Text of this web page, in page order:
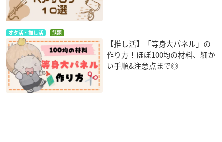
オタ活・推し活 話題
【推し活】「等身大パネル」の
作り方！ほぼ100均の材料、細か
い手順&注意点まで◎